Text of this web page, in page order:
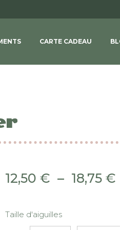
CARTE CADEAU
12,50 € – 18,75 €
Taille d'aiguilles